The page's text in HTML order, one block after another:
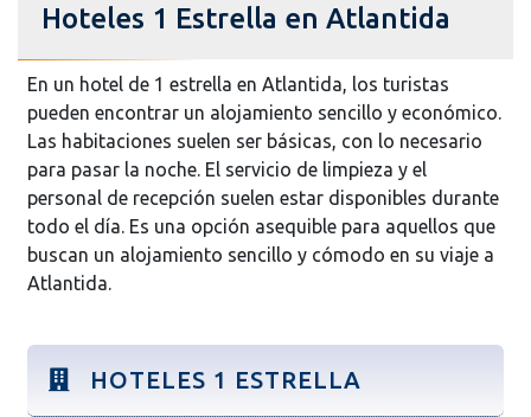
Hoteles 1 Estrella en Atlantida
En un hotel de 1 estrella en Atlantida, los turistas
pueden encontrar un alojamiento sencillo y económico.
Las habitaciones suelen ser básicas, con lo necesario
para pasar la noche. El servicio de limpieza y el
personal de recepción suelen estar disponibles durante
todo el día. Es una opción asequible para aquellos que
buscan un alojamiento sencillo y cómodo en su viaje a
Atlantida.
HOTELES 1 ESTRELLA